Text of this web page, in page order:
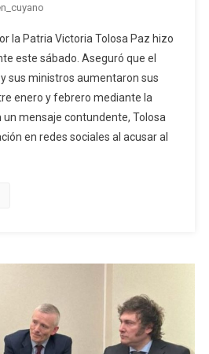
la Patria Victoria Tolosa Paz hizo
este sábado. Aseguró que el
sus ministros aumentaron sus
enero y febrero mediante la
un mensaje contundente, Tolosa
en redes sociales al acusar al